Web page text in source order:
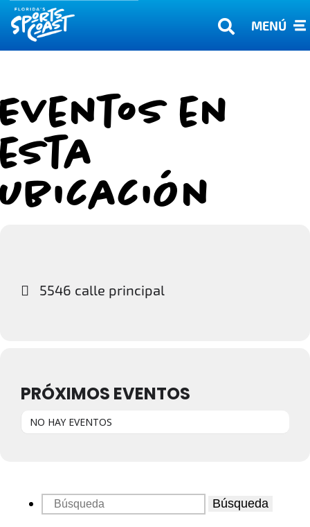
MENÚ
Eventos en
esta
ubicación
5546 calle principal
PRÓXIMOS EVENTOS
NO HAY EVENTOS
Búsqueda